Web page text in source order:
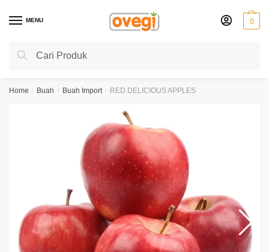
MENU
Search
Search
0
Home / Buah / Buah Import / RED DELICIOUS APPLES